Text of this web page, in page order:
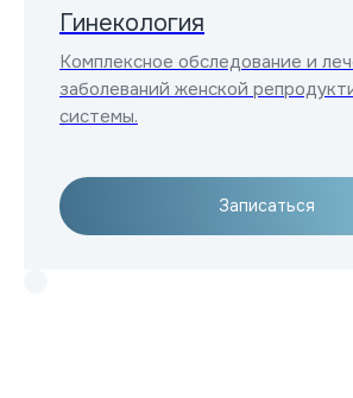
Гинекология
Комплексное обследование и
заболеваний женской
системы.
Записаться